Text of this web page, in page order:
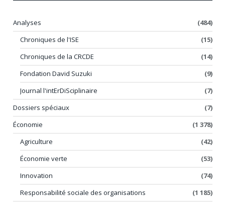
Analyses
(484)
Chroniques de l'ISE
(15)
Chroniques de la CRCDE
(14)
Fondation David Suzuki
(9)
Journal l'intErDiSciplinaire
(7)
Dossiers spéciaux
(7)
Économie
(1 378)
Agriculture
(42)
Économie verte
(53)
Innovation
(74)
Responsabilité sociale des organisations
(1 185)